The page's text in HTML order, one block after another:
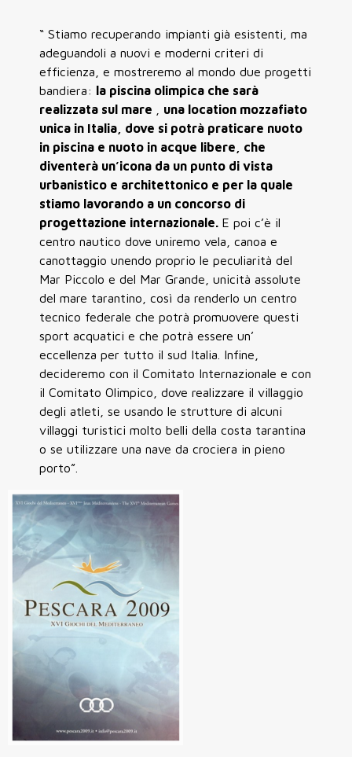
“ Stiamo recuperando impianti già esistenti, ma
adeguandoli a nuovi e moderni criteri di
efficienza, e mostreremo al mondo due progetti
bandiera:
la piscina olimpica che sarà
realizzata sul mare
una location mozzafiato
unica in Italia, dove si potrà praticare nuoto
in piscina e nuoto in acque libere, che
diventerà un’icona da un punto di vista
urbanistico e architettonico e per la quale
stiamo lavorando a un concorso di
progettazione internazionale. E poi c’è il
centro nautico dove uniremo vela, canoa e
canottaggio unendo proprio le peculiarità del
Mar Piccolo e del Mar Grande, unicità assolute
del mare tarantino, così da renderlo un centro
tecnico federale che potrà promuovere questi
sport acquatici e che potrà essere un’
eccellenza per tutto il sud Italia. Infine,
decideremo con il Comitato Internazionale e con
il Comitato Olimpico, dove realizzare il villaggio
degli atleti, se usando le strutture di alcuni
villaggi turistici molto belli della costa tarantina
o se utilizzare una nave da crociera in pieno
porto”.